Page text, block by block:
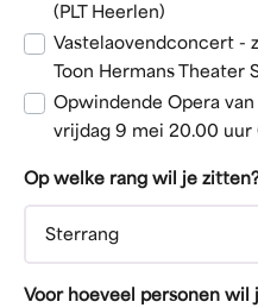
(PLT Heerlen)
Vastelaovendconcert -
Toon Hermans Theater
Opwindende Opera
vrijdag 9 mei 20.00 uur
Op welke rang wil je
Voor hoeveel personen wil